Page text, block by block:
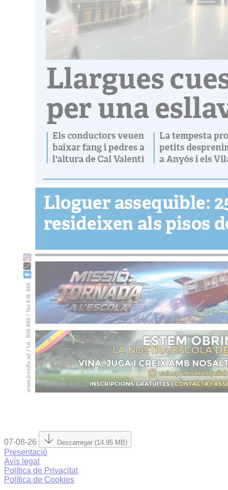
07-08-26 Descarregar (14.95 MB)
Presentació
Avís legal
Política de Privacitat
Política de Cookies